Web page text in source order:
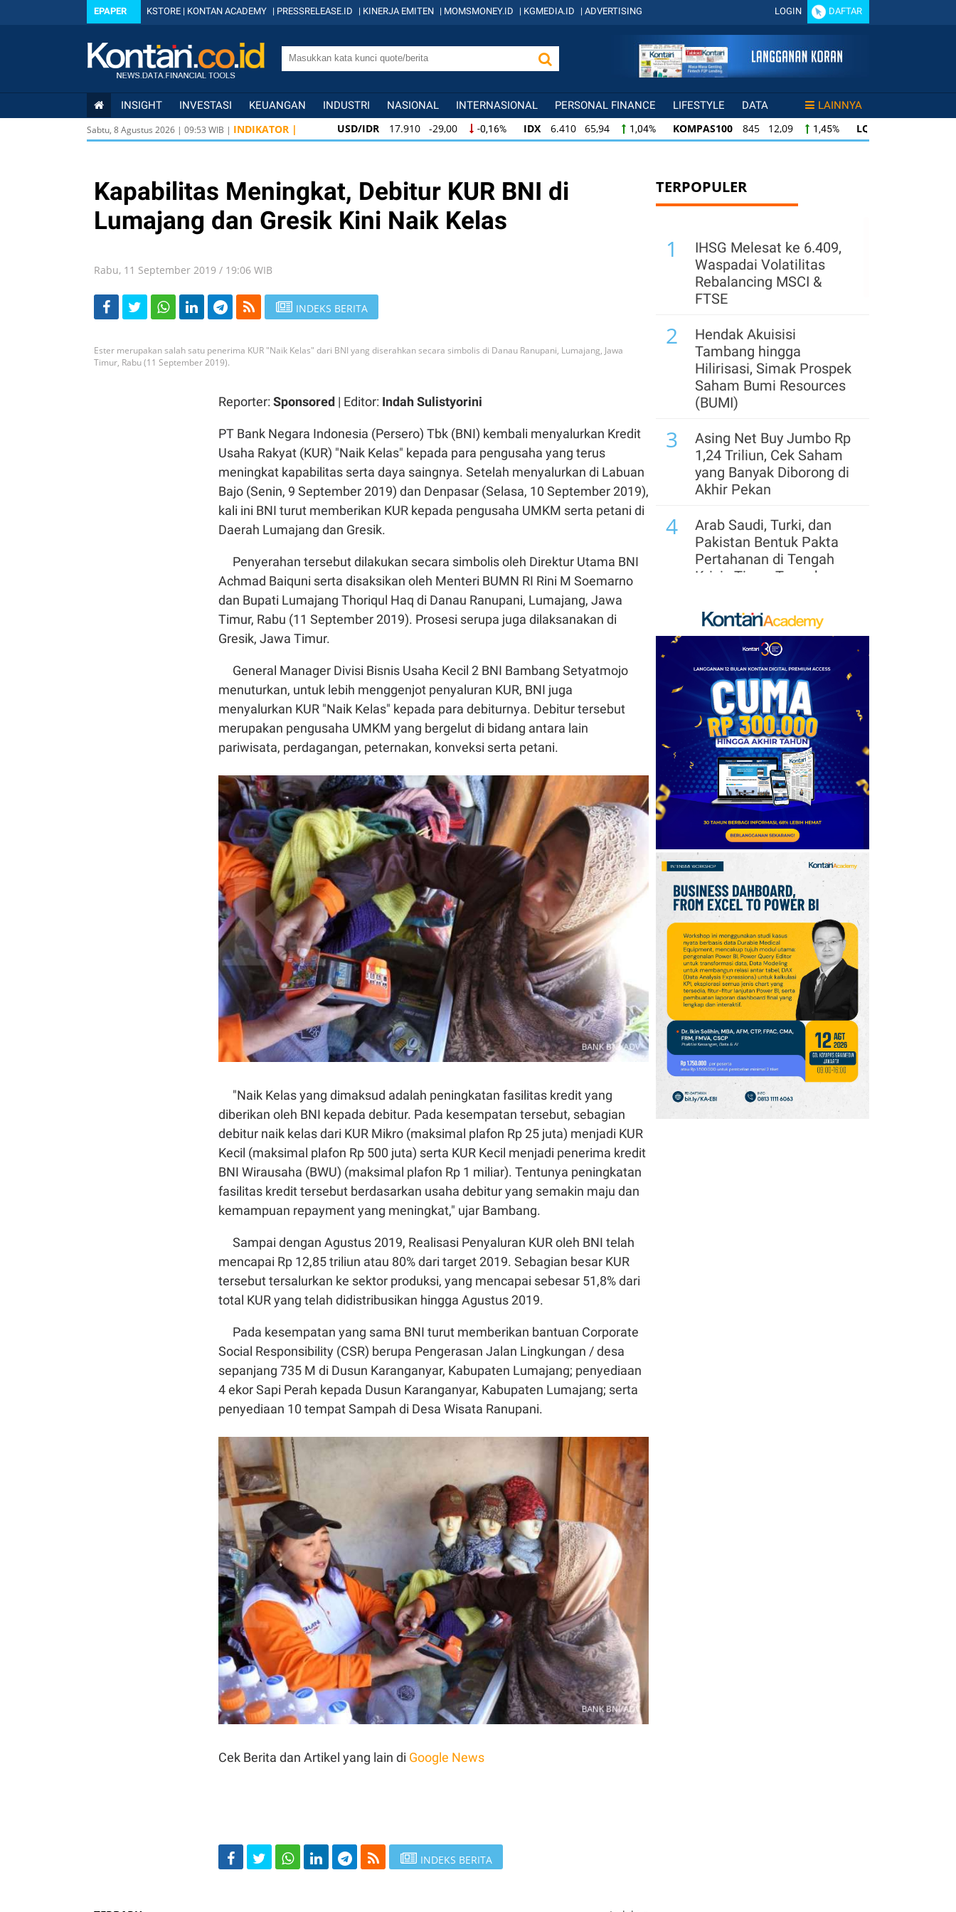
EPAPER KSTORE | KONTAN ACADEMY | PRESSRELEASE.ID | KINERJA EMITEN | MOMSMONEY.ID | KGMEDIA.ID | ADVERTISING LOGIN DAFTAR
INSIGHT INVESTASI KEUANGAN INDUSTRI NASIONAL INTERNASIONAL PERSONAL FINANCE LIFESTYLE DATA LAINNYA
Sabtu, 8 Agustus 2026 | 09:53 WIB | INDIKATOR |
USD/IDR 17.910 -29,00 -0,16% IDX 6.410 65,94 1,04% KOMPAS100 845 12,09 1,45% LQ45 640 9,44
USD/IDR
17.910 -29,00 -0,16% IDX 6.410 65,94 1,04% KOMPAS100 845 12,09 1,45% LQ45 640 9,44
Kapabilitas Meningkat, Debitur KUR BNI di
Lumajang dan Gresik Kini Naik Kelas
Rabu, 11 September 2019 / 19:06 WIB
INDEKS BERITA
Ester merupakan salah satu penerima KUR "Naik Kelas" dari BNI yang diserahkan secara simbolis di Danau Ranupani, Lumajang, Jawa
Timur, Rabu (11 September 2019).
Reporter: Sponsored | Editor: Indah Sulistyorini
PT Bank Negara Indonesia (Persero) Tbk (BNI) kembali menyalurkan Kredit
Usaha Rakyat (KUR) "Naik Kelas" kepada para pengusaha yang terus
meningkat kapabilitas serta daya saingnya. Setelah menyalurkan di Labuan
Bajo (Senin, 9 September 2019) dan Denpasar (Selasa, 10 September 2019),
kali ini BNI turut memberikan KUR kepada pengusaha UMKM serta petani di
Daerah Lumajang dan Gresik.
Penyerahan tersebut dilakukan secara simbolis oleh Direktur Utama BNI
Achmad Baiquni serta disaksikan oleh Menteri BUMN RI Rini M Soemarno
dan Bupati Lumajang Thoriqul Haq di Danau Ranupani, Lumajang, Jawa
Timur, Rabu (11 September 2019). Prosesi serupa juga dilaksanakan di
Gresik, Jawa Timur.
General Manager Divisi Bisnis Usaha Kecil 2 BNI Bambang Setyatmojo
menuturkan, untuk lebih menggenjot penyaluran KUR, BNI juga
menyalurkan KUR "Naik Kelas" kepada para debiturnya. Debitur tersebut
merupakan pengusaha UMKM yang bergelut di bidang antara lain
pariwisata, perdagangan, peternakan, konveksi serta petani.
"Naik Kelas yang dimaksud adalah peningkatan fasilitas kredit yang
diberikan oleh BNI kepada debitur. Pada kesempatan tersebut, sebagian
debitur naik kelas dari KUR Mikro (maksimal plafon Rp 25 juta) menjadi KUR
Kecil (maksimal plafon Rp 500 juta) serta KUR Kecil menjadi penerima kredit
BNI Wirausaha (BWU) (maksimal plafon Rp 1 miliar). Tentunya peningkatan
fasilitas kredit tersebut berdasarkan usaha debitur yang semakin maju dan
kemampuan repayment yang meningkat," ujar Bambang.
Sampai dengan Agustus 2019, Realisasi Penyaluran KUR oleh BNI telah
mencapai Rp 12,85 triliun atau 80% dari target 2019. Sebagian besar KUR
tersebut tersalurkan ke sektor produksi, yang mencapai sebesar 51,8% dari
total KUR yang telah didistribusikan hingga Agustus 2019.
Pada kesempatan yang sama BNI turut memberikan bantuan Corporate
Social Responsibility (CSR) berupa Pengerasan Jalan Lingkungan / desa
sepanjang 735 M di Dusun Karanganyar, Kabupaten Lumajang; penyediaan
4 ekor Sapi Perah kepada Dusun Karanganyar, Kabupaten Lumajang; serta
penyediaan 10 tempat Sampah di Desa Wisata Ranupani.
Cek Berita dan Artikel yang lain di Google News
INDEKS BERITA
TERPOPULER
1
IHSG Melesat ke 6.409,
Waspadai Volatilitas
Rebalancing MSCI &
FTSE
2
Hendak Akuisisi
Tambang hingga
Hilirisasi, Simak Prospek
Saham Bumi Resources
(BUMI)
3
Asing Net Buy Jumbo Rp
1,24 Triliun, Cek Saham
yang Banyak Diborong di
Akhir Pekan
4
Arab Saudi, Turki, dan
Pakistan Bentuk Pakta
Pertahanan di Tengah
Krisis Timur Tengah
AS Kehilangan 23.000
Pekerjaan pada Juli,
Tekanan terhadap The
Fed Menguat
6
Harga Emas Antam (7
Agustus 2026) Turun,
Cek Spread dengan
Harga Buyback
7
Harga Emas Melonjak
2,6%, Tembus Level
Tertinggi dalam 7 Pekan
8
Toyota Buka Peluang
Hadirkan Avanza Hybrid,
Veloz Hybrid Raih 16.000
SPK
Daftar Gaji Pemain
Arsenal 2026/2027: Saka
Tertinggi, Guimaraes
Masuk 10 Besar
10 BBCA, BMRI dan ASII di
Urutan Teratas, Cek
Saham Net Sell Terbesar
Asing, Jumat (7/8)
11
Kepemilikan Saham